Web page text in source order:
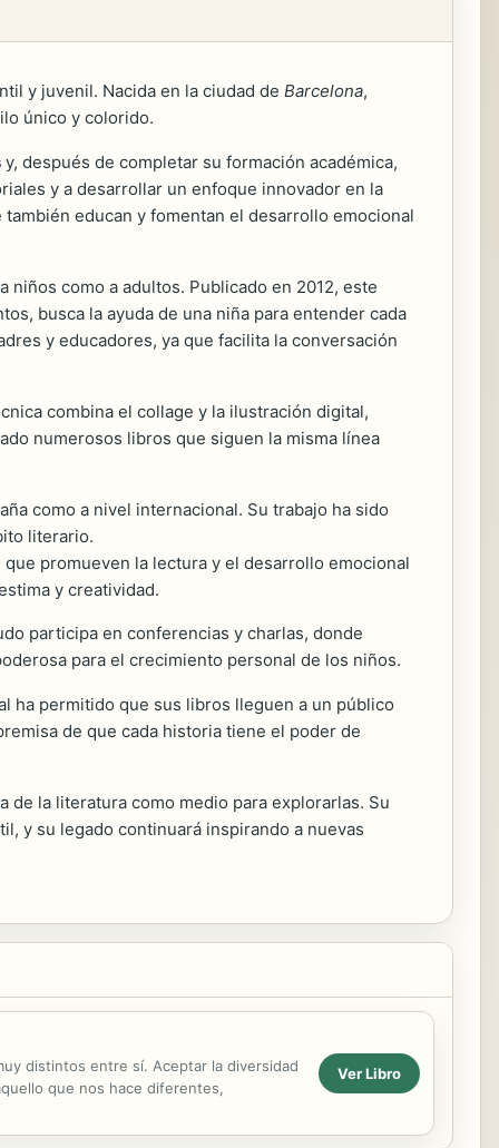
y juvenil. Nacida en la ciudad de Barcelona,
único y colorido.
y, después de completar su formación académica,
y a desarrollar un enfoque innovador en la
educan y fomentan el desarrollo emocional
niños como a adultos. Publicado en 2012, este
busca la ayuda de una niña para entender cada
y educadores, ya que facilita la conversación
combina el collage y la ilustración digital,
numerosos libros que siguen la misma línea
como a nivel internacional. Su trabajo ha sido
literario.
promueven la lectura y el desarrollo emocional
y creatividad.
participa en conferencias y charlas, donde
para el crecimiento personal de los niños.
ha permitido que sus libros lleguen a un público
de que cada historia tiene el poder de
la literatura como medio para explorarlas. Su
y su legado continuará inspirando a nuevas
distintos entre sí. Aceptar la diversidad
que nos hace diferentes,
Ver Libro